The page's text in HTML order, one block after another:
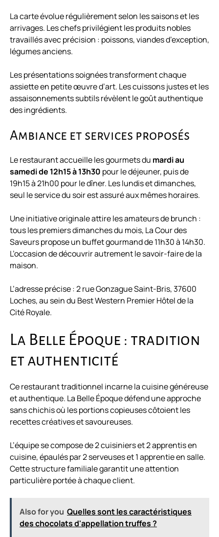
La carte évolue régulièrement selon les saisons et les
arrivages. Les chefs privilégient les produits nobles
travaillés avec précision : poissons, viandes d’exception,
légumes anciens.
Les présentations soignées transforment chaque
assiette en petite œuvre d’art. Les cuissons justes et les
assaisonnements subtils révèlent le goût authentique
des ingrédients.
Ambiance et services proposés
Le restaurant accueille les gourmets du mardi au
samedi de 12h15 à 13h30 pour le déjeuner, puis de
19h15 à 21h00 pour le dîner. Les lundis et dimanches,
seul le service du soir est assuré aux mêmes horaires.
Une initiative originale attire les amateurs de brunch :
tous les premiers dimanches du mois, La Cour des
Saveurs propose un buffet gourmand de 11h30 à 14h30.
L’occasion de découvrir autrement le savoir-faire de la
maison.
L’adresse précise : 2 rue Gonzague Saint-Bris, 37600
Loches, au sein du Best Western Premier Hôtel de la
Cité Royale.
La Belle Époque : tradition
et authenticité
Ce restaurant traditionnel incarne la cuisine généreuse
et authentique. La Belle Époque défend une approche
sans chichis où les portions copieuses côtoient les
recettes créatives et savoureuses.
L’équipe se compose de 2 cuisiniers et 2 apprentis en
cuisine, épaulés par 2 serveuses et 1 apprentie en salle.
Cette structure familiale garantit une attention
particulière portée à chaque client.
Also for you Quelles sont les caractéristiques
des chocolats d'appellation truffes ?